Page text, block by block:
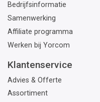
Bedrijfsinformatie
Samenwerking
Affiliate programma
Werken bij Yorcom
Klantenservice
Advies & Offerte
Assortiment